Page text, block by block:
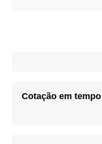
Cotação em tempo